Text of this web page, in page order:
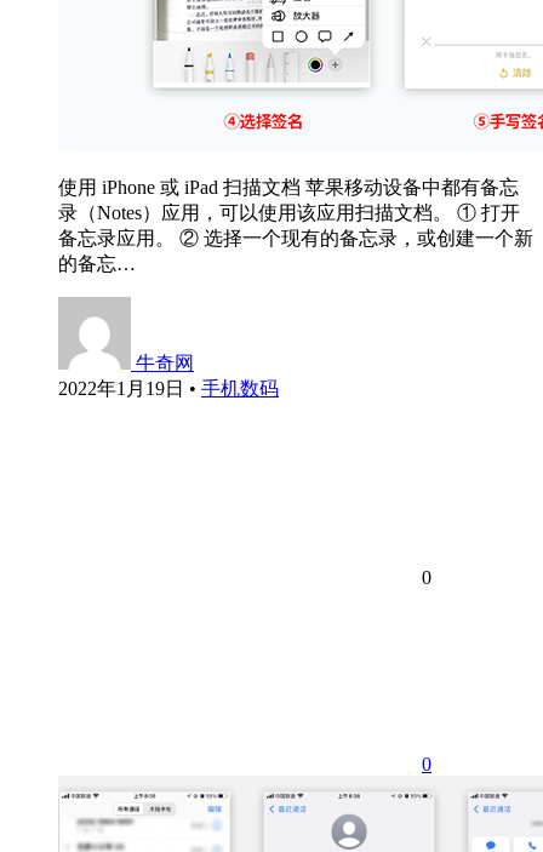
使用 iPhone 或 iPad 扫描文档 苹果移动设备中都有备忘
录（Notes）应用，可以使用该应用扫描文档。 ① 打开
备忘录应用。 ② 选择一个现有的备忘录，或创建一个新
的备忘…
牛奇网
2022年1月19日 • 手机数码
0
0